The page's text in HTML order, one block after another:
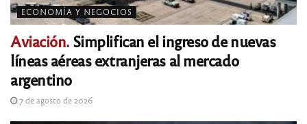
ECONOMÍA Y NEGOCIOS
Aviación. Simplifican el ingreso de nuevas
líneas aéreas extranjeras al mercado
argentino
7 de agosto de 2026